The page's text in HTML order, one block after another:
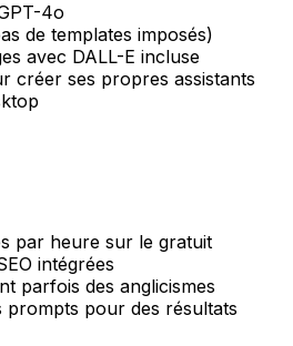
4o
de templates imposés)
avec DALL-E incluse
créer ses propres assistants
par heure sur le gratuit
intégrées
parfois des anglicismes
prompts pour des résultats